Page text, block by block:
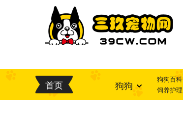
首页 狗狗 狗狗百科
饲养护理